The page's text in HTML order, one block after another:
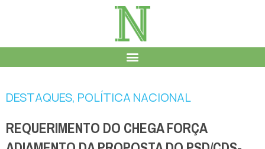
DESTAQUES, POLÍTICA NACIONAL
REQUERIMENTO DO CHEGA FORÇA